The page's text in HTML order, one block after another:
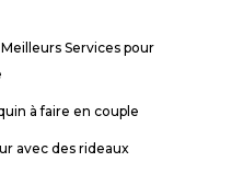
Services pour
à faire en couple
avec des rideaux